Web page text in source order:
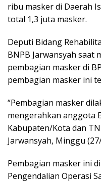
ribu masker di Daerah
total 1,3 juta masker.
Deputi Bidang
BNPB Jarwansyah saat
pembagian masker di
pembagian masker ini
“Pembagian masker
mengerahkan anggota
Kabupaten/Kota dan
Jarwansyah, Minggu
Pembagian masker ini
Pengendalian Operasi